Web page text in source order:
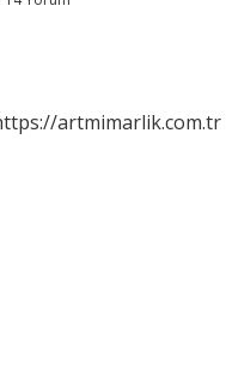
artmimarlik.com.tr